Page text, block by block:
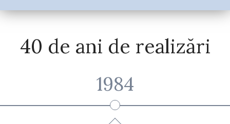
40 de ani de realizări
1984